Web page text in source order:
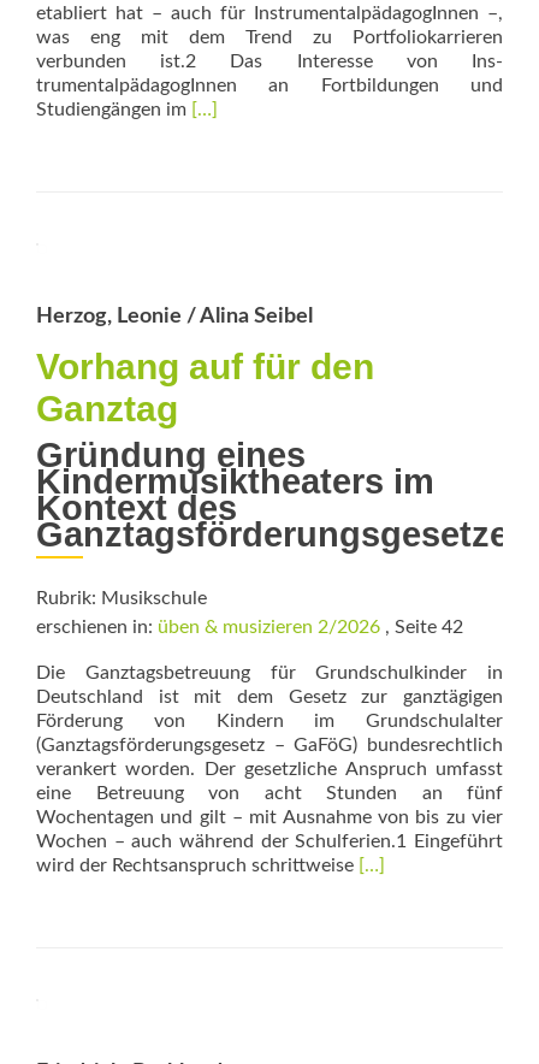
etabliert hat – auch für InstrumentalpädagogInnen –,
was eng mit dem Trend zu Portfoliokarrieren
verbunden ist.2 Das Interesse von Ins­
trumentalpädagogInnen an Fortbildungen und
Studiengängen im Read
[…]
Herzog, Leonie / Alina Seibel
Vorhang auf für den
Ganztag
Gründung eines
Kindermusiktheaters im
Kontext des
Ganztagsförderungsgesetzes
Rubrik: Musikschule
erschienen in: üben & musizieren 2/2026 , Seite 42
Die Ganztagsbetreuung für Grundschulkinder in
Deutschland ist mit dem Gesetz zur ganztägigen
Förderung von Kindern im Grundschulalter
(Ganztagsförderungsgesetz – GaFöG) bundesrechtlich
verankert worden. Der gesetzliche Anspruch umfasst
eine Betreuung von acht Stunden an fünf
Wochentagen und gilt – mit Ausnahme von bis zu vier
Wochen – auch während der Schulferien.1 Eingeführt
wird der Rechtsanspruch schrittweise Read
[…]